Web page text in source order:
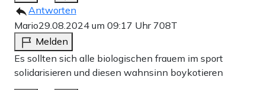
Antworten
Mario29.08.2024 um 09:17 Uhr 708T
Melden
Es sollten sich alle biologischen frauem im sport
solidarisieren und diesen wahnsinn boykotieren